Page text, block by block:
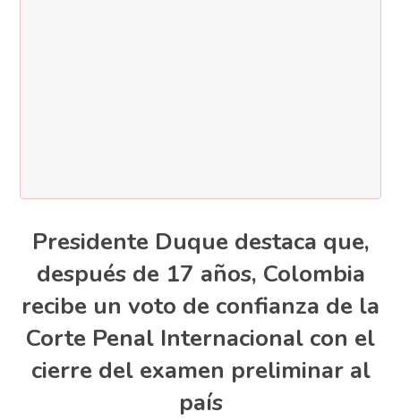
Presidente Duque destaca que,
después de 17 años, Colombia
recibe un voto de confianza de la
Corte Penal Internacional con el
cierre del examen preliminar al
país